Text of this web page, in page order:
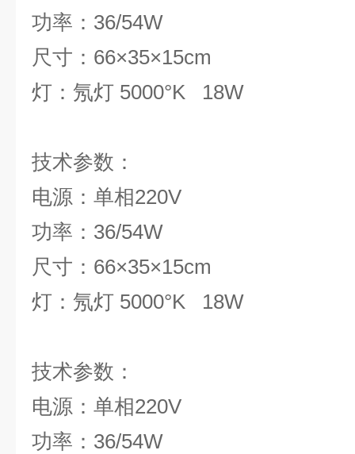
功率：36/54W
尺寸：66×35×15cm
灯：氖灯 5000°K 18W
技术参
电源：单相220V
功率：36/54W
尺寸：66×35×15cm
灯：氖灯 5000°K 18W
技术参
电源：单相220V
功率：36/54W